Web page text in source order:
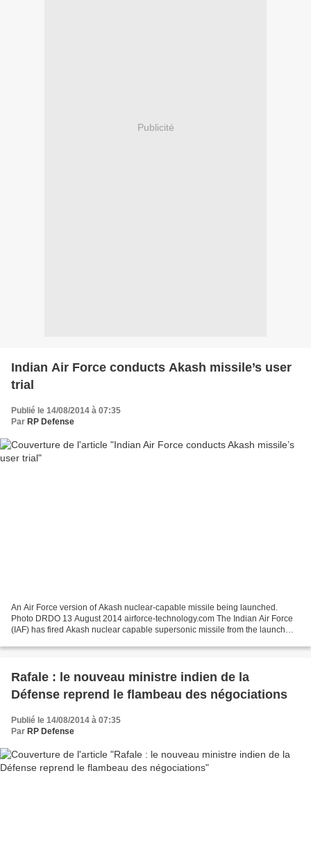
Publicité
Indian Air Force conducts Akash missile’s user
trial
Publié le 14/08/2014 à 07:35
Par RP Defense
An Air Force version of Akash nuclear-capable missile being launched.
Photo DRDO 13 August 2014 airforce-technology.com The Indian Air Force
(IAF) has fired Akash nuclear capable supersonic missile from the launch
Rafale : le nouveau ministre indien de la
Défense reprend le flambeau des négociations
Publié le 14/08/2014 à 07:35
Par RP Defense